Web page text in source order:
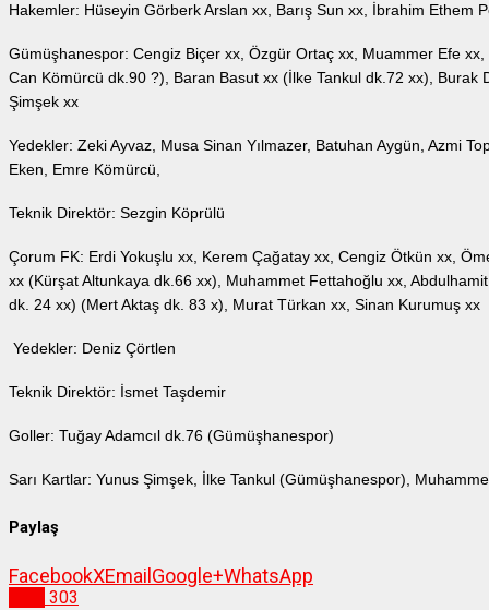
Hakemler: Hüseyin Görberk Arslan xx, Barış Sun xx, İbrahim Ethem
Gümüşhanespor: Cengiz Biçer xx, Özgür Ortaç xx, Muammer Efe
Can Kömürcü dk.90 ?), Baran Basut xx (İlke Tankul dk.72 xx), Burak
Şimşek xx
Yedekler: Zeki Ayvaz, Musa Sinan Yılmazer, Batuhan Aygün, Azmi
Eken, Emre Kömürcü,
Teknik Direktör: Sezgin Köprülü
Çorum FK: Erdi Yokuşlu xx, Kerem Çağatay xx, Cengiz Ötkün xx,
xx (Kürşat Altunkaya dk.66 xx), Muhammet Fettahoğlu xx, Abdulhamit
dk. 24 xx) (Mert Aktaş dk. 83 x), Murat Türkan xx, Sinan Kurumuş xx
Yedekler: Deniz Çörtlen
Teknik Direktör: İsmet Taşdemir
Goller: Tuğay Adamcıl dk.76 (Gümüşhanespor)
Sarı Kartlar: Yunus Şimşek, İlke Tankul (Gümüşhanespor),
Paylaş
FacebookXEmail Google+WhatsApp
303